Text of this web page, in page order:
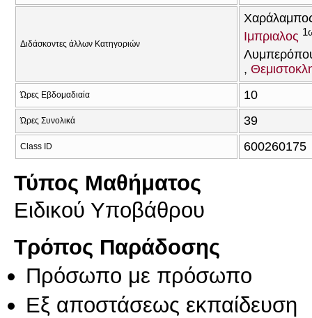
Διδάσκοντες άλλων Κατηγοριών
Ιμπριαλος
Ώρες Εβδομαδιαία 10
Ώρες Συνολικά 39
Class ID 600260175
Τύπος Μαθήματος
Ειδικού Υποβάθρου
Τρόπος Παράδοσης
Πρόσωπο με πρόσωπο
Eξ απoστάσεως εκπαίδευση